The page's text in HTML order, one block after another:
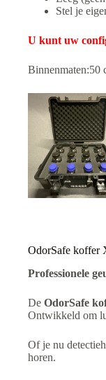
Stel je
U kunt uw
Binnenmaten:50
OdorSafe koffer
Professionele
De OdorSafe
Ontwikkeld om
Of je nu
horen.